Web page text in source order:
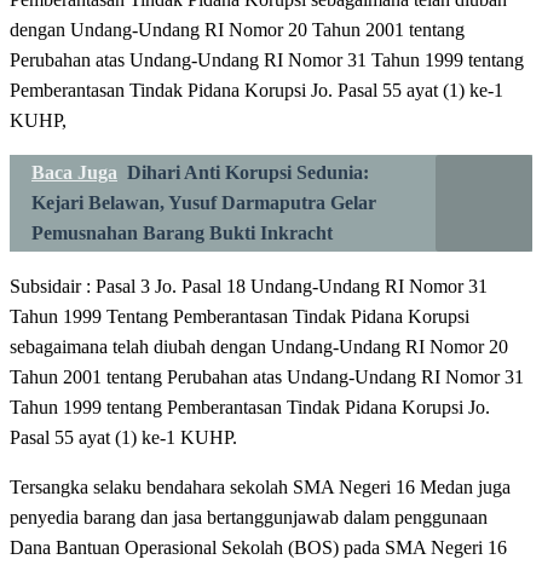
dengan Undang-Undang RI Nomor 20 Tahun 2001 tentang
Perubahan atas Undang-Undang RI Nomor 31 Tahun 1999 tentang
Pemberantasan Tindak Pidana Korupsi Jo. Pasal 55 ayat (1) ke-1
KUHP,
Baca Juga Dihari Anti Korupsi Sedunia:
Kejari Belawan, Yusuf Darmaputra Gelar
Pemusnahan Barang Bukti Inkracht
Subsidair : Pasal 3 Jo. Pasal 18 Undang-Undang RI Nomor 31
Tahun 1999 Tentang Pemberantasan Tindak Pidana Korupsi
sebagaimana telah diubah dengan Undang-Undang RI Nomor 20
Tahun 2001 tentang Perubahan atas Undang-Undang RI Nomor 31
Tahun 1999 tentang Pemberantasan Tindak Pidana Korupsi Jo.
Pasal 55 ayat (1) ke-1 KUHP.
Tersangka selaku bendahara sekolah SMA Negeri 16 Medan juga
penyedia barang dan jasa bertanggunjawab dalam penggunaan
Dana Bantuan Operasional Sekolah (BOS) pada SMA Negeri 16